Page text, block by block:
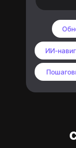
ИИ-